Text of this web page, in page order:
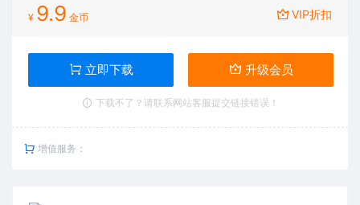
¥ 9.9 金币 VIP折扣
立即下载 升级会员
下载不了？请联系网站客服提交链接错误！
增值服务：